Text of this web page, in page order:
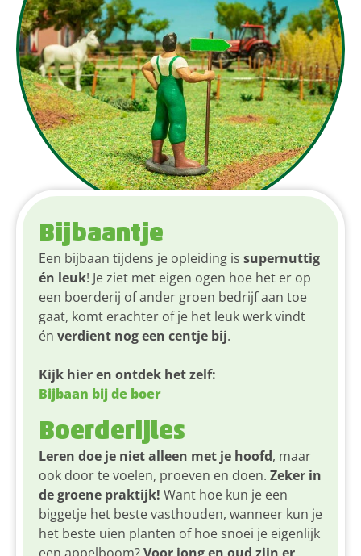
Bijbaantje
Een bijbaan tijdens je opleiding is supernuttig
én leuk! Je ziet met eigen ogen hoe het er op
een boerderij of ander groen bedrijf aan toe
gaat, komt erachter of je het leuk werk vindt
én verdient nog een centje bij.
Kijk hier en ontdek het zelf:
Bijbaan bij de boer
Boerderijles
Leren doe je niet alleen met je hoofd, maar
ook door te voelen, proeven en doen. Zeker in
de groene praktijk! Want hoe kun je een
biggetje het beste vasthouden, wanneer kun je
het beste uien planten of hoe snoei je eigenlijk